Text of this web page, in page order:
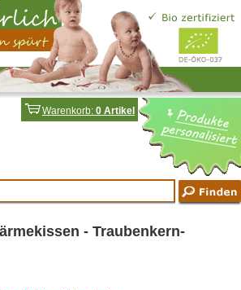
Warenkorb: 0 Artikel
- Traubenkern-